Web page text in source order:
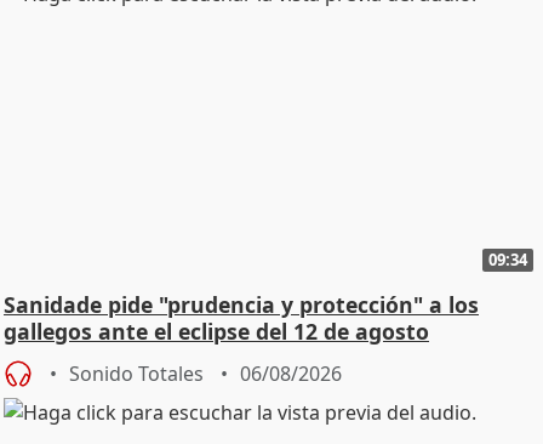
09:34
Sanidade pide "prudencia y protección" a los
gallegos ante el eclipse del 12 de agosto
Sonido Totales 06/08/2026